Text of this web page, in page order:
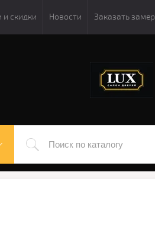
и скидки Новости Заказать замер